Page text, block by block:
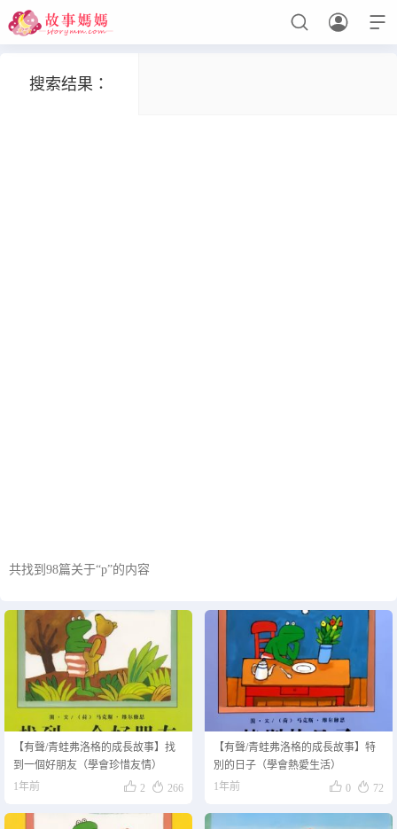



搜索结果：
共找到98篇关于“p”的内容
正在为您加载新内容
【有聲/青蛙弗洛格的成長故事】找
到一個好朋友（學會珍惜友情）
1年前
 2  266
【有聲/青蛙弗洛格的成長故事】特
別的日子（學會熱愛生活）
1年前
 0  72